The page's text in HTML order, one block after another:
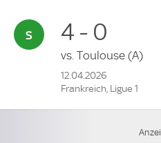
4 - 0
vs. Toulouse (A)
12.04.2026
Frankreich, Ligue 1